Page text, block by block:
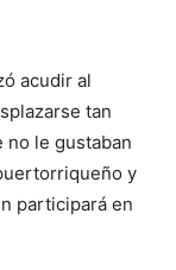
acudir al
tan
no le gustaban
y
participará en